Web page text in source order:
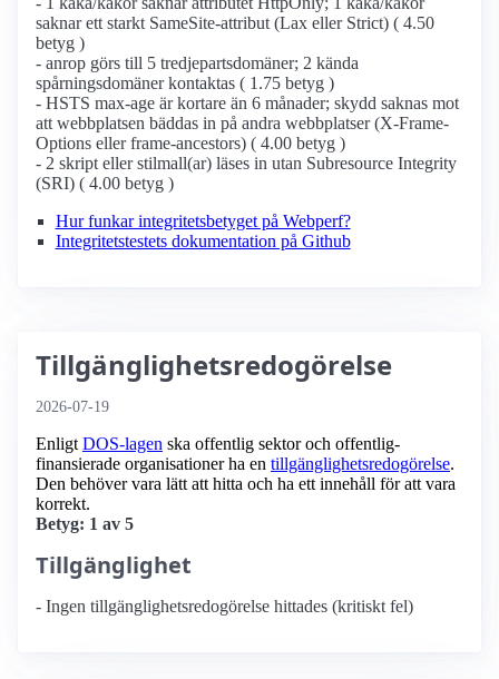
saknar ett starkt SameSite-attribut (Lax eller Strict) ( 4.50
betyg )
- anrop görs till 5 tredjepartsdomäner; 2 kända
spårningsdomäner kontaktas ( 1.75 betyg )
- HSTS max-age är kortare än 6 månader; skydd saknas mot
att webbplatsen bäddas in på andra webbplatser (X-Frame-
Options eller frame-ancestors) ( 4.00 betyg )
- 2 skript eller stilmall(ar) läses in utan Subresource Integrity
(SRI) ( 4.00 betyg )
Hur funkar integritetsbetyget på Webperf?
Integritetstestets dokumentation på Github
Tillgänglighetsredogörelse
2026-07-19
Enligt DOS-lagen ska offentlig sektor och offentlig­
finansierade organisationer ha en tillgänglighets­redogörelse.
Den behöver vara lätt att hitta och ha ett innehåll för att vara
korrekt.
Betyg: 1 av 5
Tillgänglighet
- Ingen tillgänglighetsredogörelse hittades (kritiskt fel)